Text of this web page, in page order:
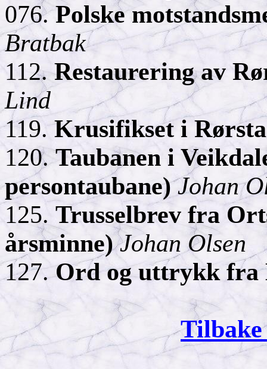
076.Polske
Bratbak
112.Restaurering av
Lind
119.Krusifikset i
120.Taubanen i
persontaubane)Johan
125. Trusselbrev fra
årsminne)Johan Olsen
127.Ord og uttrykk